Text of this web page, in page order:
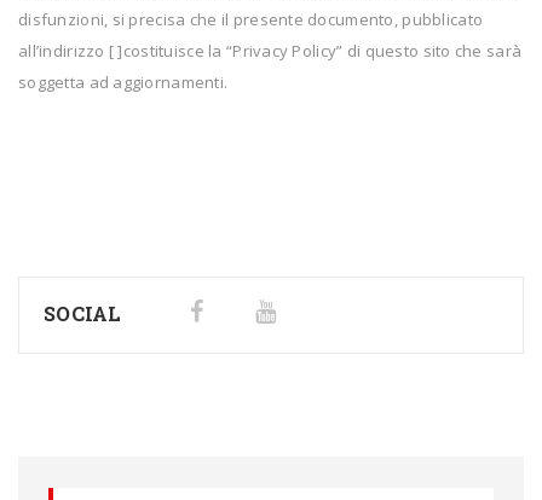
disfunzioni, si precisa che il presente documento, pubblicato
all’indirizzo [ ]costituisce la “Privacy Policy” di questo sito che sarà
soggetta ad aggiornamenti.
SOCIAL